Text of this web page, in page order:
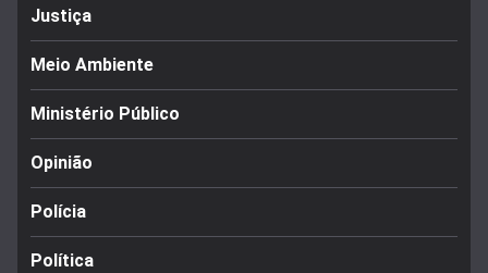
Justiça
Meio Ambiente
Ministério Público
Opinião
Polícia
Política